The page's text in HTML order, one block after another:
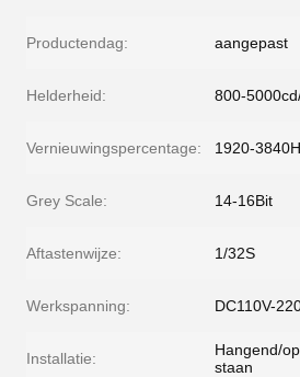
Productendag: aangepast
Helderheid: 800-
Vernieuwingspercentage: 1920-
Grey Scale: 14-16Bit
Aftastenwijze: 1/32S
Werkspanning: DC110V-
Installatie:
Hangend/
staan